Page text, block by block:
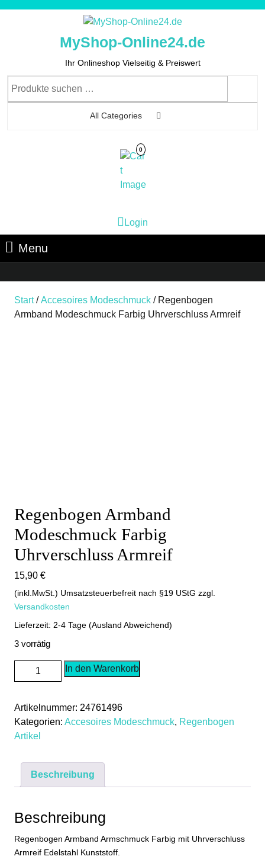
MyShop-Online24.de
Ihr Onlineshop Vielseitig & Preiswert
All Categories
0
Login
Menu
Start/Accesoires Modeschmuck / Regenbogen
Armband Modeschmuck Farbig Uhrverschluss Armreif
Regenbogen Armband
Modeschmuck Farbig
Uhrverschluss Armreif
15,90 €
(inkl.MwSt.) Umsatzsteuerbefreit nach §19 UStG zzgl.
Versandkosten
Lieferzeit: 2-4 Tage (Ausland Abweichend)
3 vorrätig
Regenbogen
Armband
Farbig
Uhrverschluss
Armreif
In den Warenkorb
Artikelnummer: 24761496
Kategorien: Accesoires Modeschmuck, Regenbogen
Artikel
Beschreibung
Beschreibung
Regenbogen Armband Armschmuck Farbig mit Uhrverschluss
Armreif Edelstahl Kunststoff.